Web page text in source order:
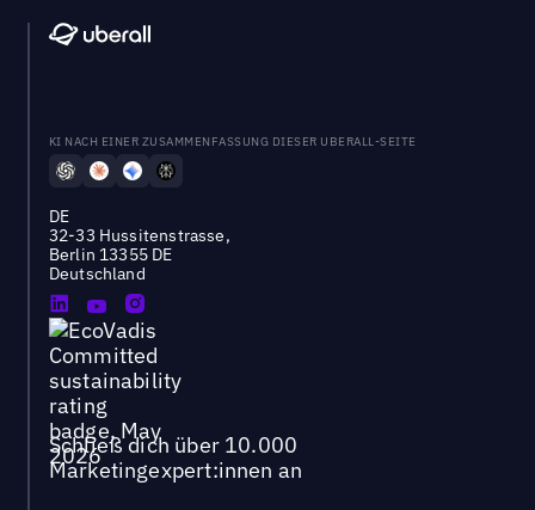
KI NACH EINER ZUSAMMENFASSUNG DIESER UBERALL-SEITE
DE
32-33 Hussitenstrasse,
Berlin 13355 DE
Deutschland
Schließ dich über 10.000
Marketingexpert:innen an